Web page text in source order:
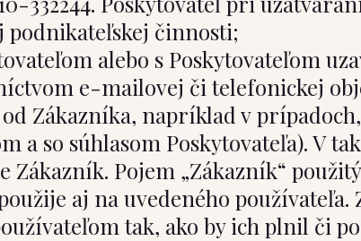
podnikateľskej činnosti;
alebo s Poskytovateľom
e-mailovej či telefonickej
Zákazníka, napríklad v
a so súhlasom Poskytovateľa). V
Pojem „Zákazník“
aj na uvedeného používateľa.
tak, ako by ich plnil či